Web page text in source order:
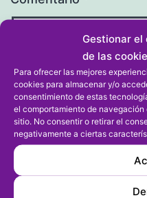
Gestionar
de las
Para ofrecer las mejores
cookies para almacenar y/o
consentimiento de estas
el comportamiento de
sitio. No consentir o retirar el
negativamente a ciertas
Nombre